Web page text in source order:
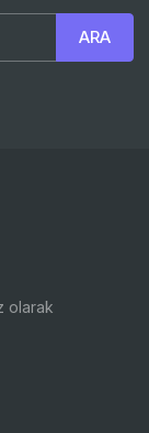
olarak